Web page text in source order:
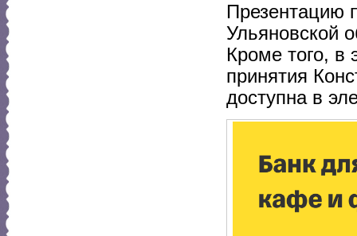
Презентацию
Ульяновской
Кроме того, в
принятия
доступна в